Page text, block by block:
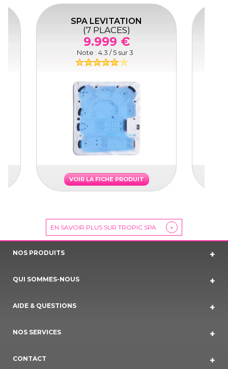
SPA LEVITATION
(7 PLACES)
9.999 €
Note : 4.3 / 5 sur3
VOIR LA FICHE PRODUIT
EN SAVOIR PLUS SUR TROPIC SPA +
NOS PRODUITS
QUI SOMMES-NOUS
AIDE & QUESTIONS
NOS SERVICES
CONTACT